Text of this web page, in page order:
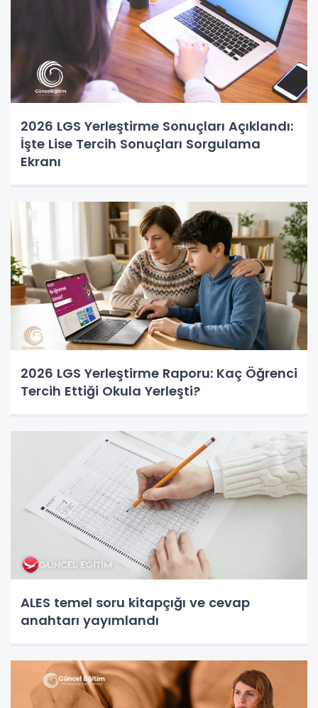
2026 LGS Yerleştirme Sonuçları Açıklandı:
İşte Lise Tercih Sonuçları Sorgulama
Ekranı
2026 LGS Yerleştirme Raporu: Kaç Öğrenci
Tercih Ettiği Okula Yerleşti?
ALES temel soru kitapçığı ve cevap
anahtarı yayımlandı